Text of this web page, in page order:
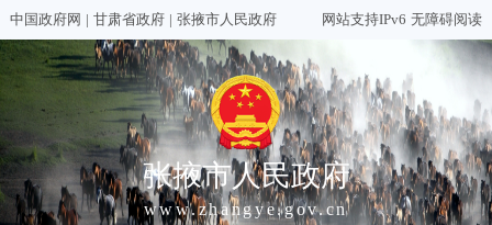
中国政府网 | 甘肃省政府 | 张掖市人民政府 网站支持IPv6 无障碍阅读
张掖市人民政府
www.zhangye.gov.cn